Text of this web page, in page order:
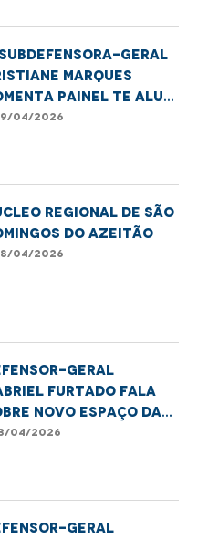
subdefensora-geral
Marques
painel Te Alui,
sobre inclusão
04/2026
Regional de São
do Azeitão
04/2026
geral
Furtado fala
novo espaço da
MA para acolher
04/2026
Geral